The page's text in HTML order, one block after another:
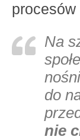
Na
do
nie